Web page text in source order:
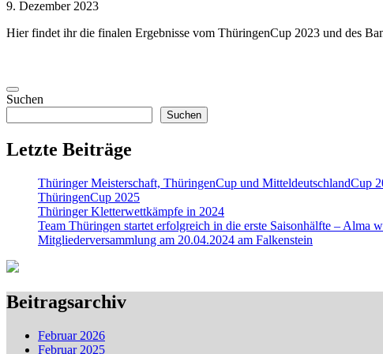
9. Dezember 2023
Hier findet ihr die finalen Ergebnisse vom ThüringenCup 2023 und des
Suchen
Suchen
Letzte Beiträge
Thüringer Meisterschaft, ThüringenCup und MitteldeutschlandCup
ThüringenCup 2025
Thüringer Kletterwettkämpfe in 2024
Team Thüringen startet erfolgreich in die erste Saisonhälfte – Alma
Mitgliederversammlung am 20.04.2024 am Falkenstein
Beitragsarchiv
Februar 2026
Februar 2025